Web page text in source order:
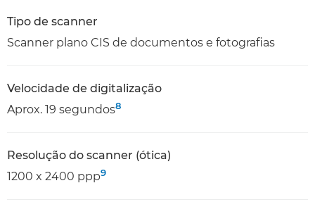
Tipo de scanner
Scanner plano CIS de documentos e fotografias
Velocidade de digitalização
Aprox. 19 segundos8
Resolução do scanner (ótica)
1200 x 2400 ppp9